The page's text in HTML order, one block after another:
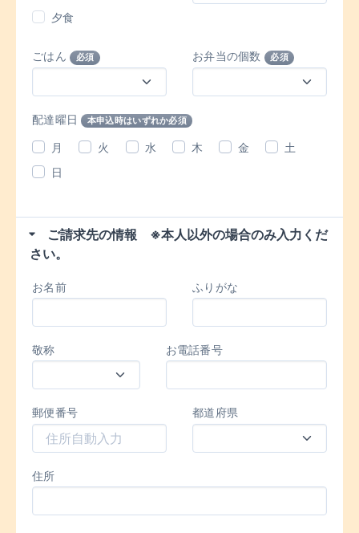
夕食
ごはん 必須 お弁当の個数 必須
配達曜日 本申込時はいずれか必須
月 火 水 木 金
土
日
ご請求先の情報 ※本人以外の場合のみ入力くだ
さい。
お名前 ふりがな
敬称 お電話番号
郵便番号 都道府県
住所